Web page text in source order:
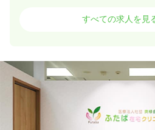
正看護師
29.0万円〜 賞与2回
※一例
時間
年間休日120日
担
新卒可 第二新卒可
すべての求人を見